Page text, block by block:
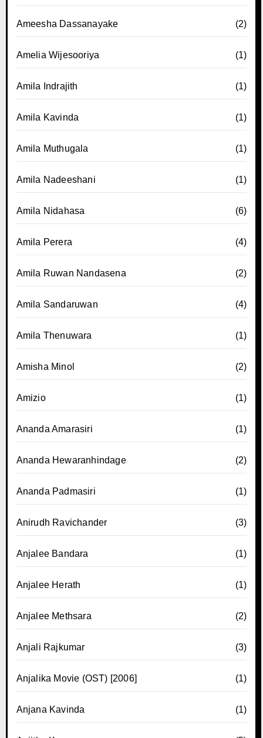
Ameesha Dassanayake (2)
Amelia Wijesooriya (1)
Amila Indrajith (1)
Amila Kavinda (1)
Amila Muthugala (1)
Amila Nadeeshani (1)
Amila Nidahasa (6)
Amila Perera (4)
Amila Ruwan Nandasena (2)
Amila Sandaruwan (4)
Amila Thenuwara (1)
Amisha Minol (2)
Amizio (1)
Ananda Amarasiri (1)
Ananda Hewaranhindage (2)
Ananda Padmasiri (1)
Anirudh Ravichander (3)
Anjalee Bandara (1)
Anjalee Herath (1)
Anjalee Methsara (2)
Anjali Rajkumar (3)
Anjalika Movie (OST) [2006] (1)
Anjana Kavinda (1)